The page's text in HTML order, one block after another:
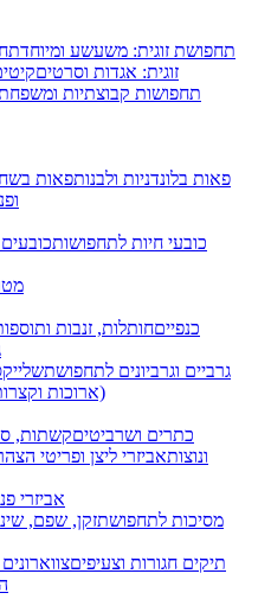
תחפושת זוגית: משעשע ומיוחד
זוגית: אגדות וסרטים
תחפושות קבוצתיות
פאות בלונדניות ולבנותפאות
כובעי חיות לתחפושות
כנפייםחותלות, זנבות
גרביים וגרביונים לתחפושת
(ארוכות
כתרים ושרביטיםקשתות,
ונוצותאביזרי ליצן ופריטי
אביזרי
מסיכות לתחפושתזקן, שפם,
תיקים חגורות וצעיפים